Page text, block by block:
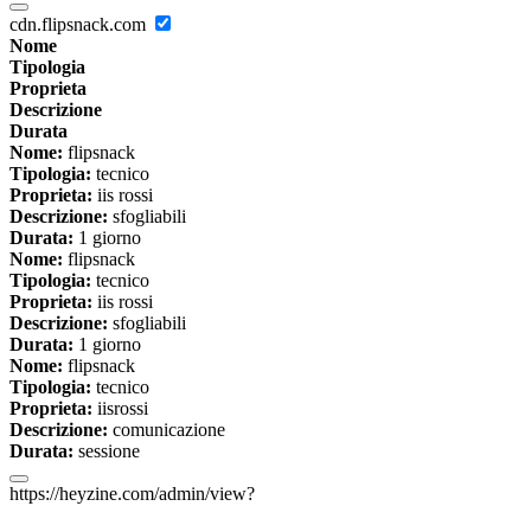
cdn.flipsnack.com
Nome
Tipologia
Proprieta
Descrizione
Durata
Nome: flipsnack
Tipologia: tecnico
Proprieta: iis rossi
Descrizione: sfogliabili
Durata: 1 giorno
Nome: flipsnack
Tipologia: tecnico
Proprieta: iis rossi
Descrizione: sfogliabili
Durata: 1 giorno
Nome: flipsnack
Tipologia: tecnico
Proprieta: iisrossi
Descrizione: comunicazione
Durata: sessione
https://heyzine.com/admin/view?